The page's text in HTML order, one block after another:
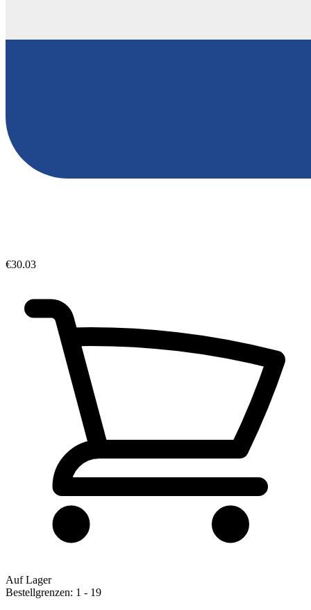
€30.03
Auf Lager
Bestellgrenzen: 1 - 19